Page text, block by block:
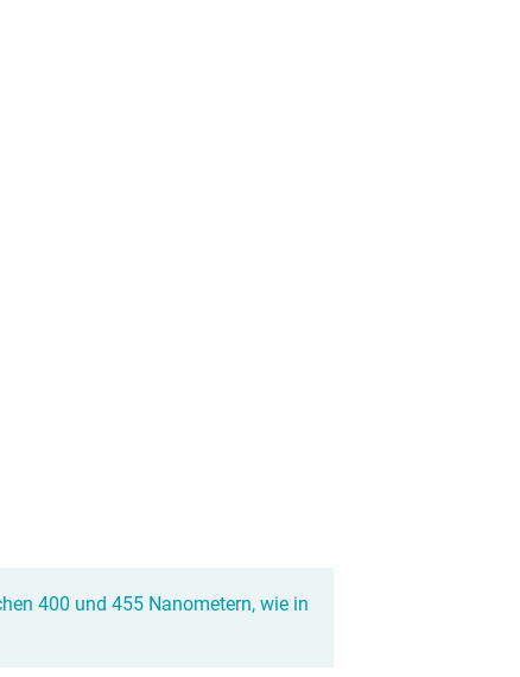
400 und 455 Nanometern, wie in